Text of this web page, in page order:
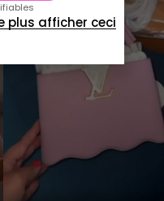
plus afficher ceci